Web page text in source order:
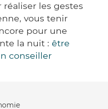
les gestes
vous tenir
pour une
la nuit : être
conseiller